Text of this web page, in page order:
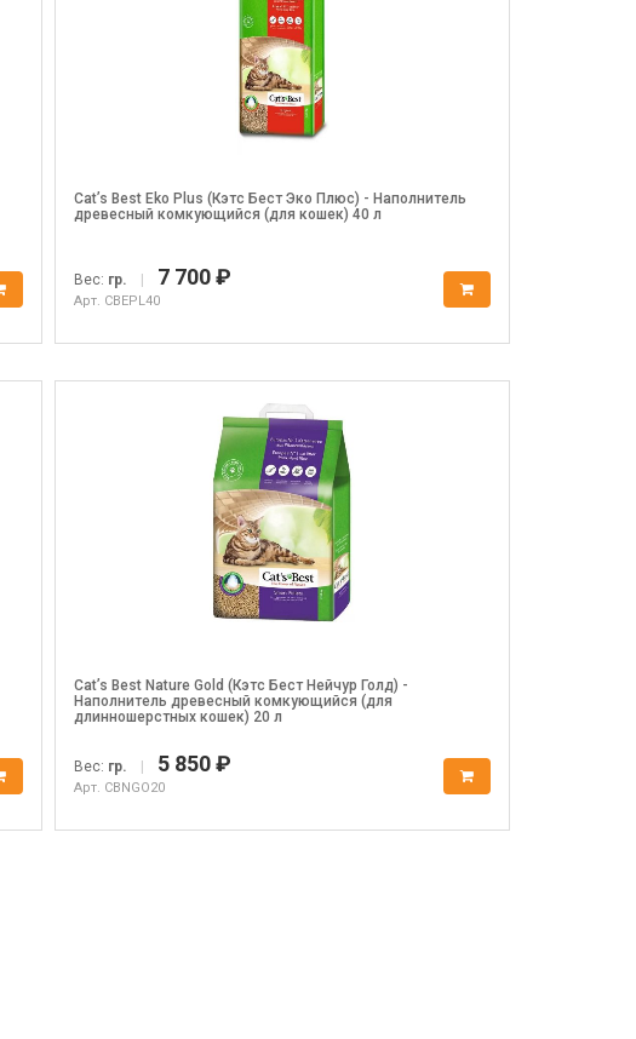
Cat’s Best Eko Plus (Кэтс Бест Эко Плюс) - Наполнитель
древесный комкующийся (для кошек) 40 л
Вес: гр. 7 700 ₽
Арт. CBEPL40
Cat’s Best Nature Gold (Кэтс Бест Нейчур Голд) -
Наполнитель древесный комкующийся (для
длинношерстных кошек) 20 л
Вес: гр. 5 850 ₽
Арт. CBNGO20